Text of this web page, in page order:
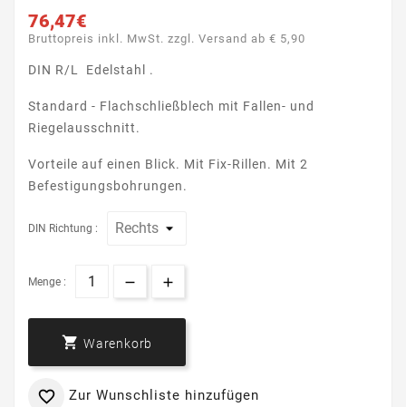
76,47€
Bruttopreis inkl. MwSt. zzgl. Versand ab € 5,90
DIN R/L Edelstahl .
Standard - Flachschließblech mit Fallen- und
Riegelausschnitt.
Vorteile auf einen Blick. Mit Fix-Rillen. Mit 2
Befestigungsbohrungen.
DIN Richtung :
Menge :
 Warenkorb
 Zur Wunschliste hinzufügen